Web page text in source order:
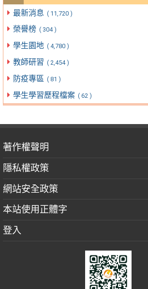
最新消息 ( 11,720 )
榮譽榜 ( 304 )
學生園地 ( 4,780 )
教師研習 ( 2,454 )
防疫專區 ( 81 )
學生學習歷程檔案 ( 62 )
著作權聲明
隱私權政策
網站安全政策
本站使用正體字
登入